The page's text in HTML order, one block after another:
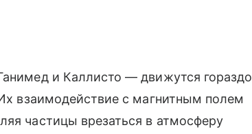
и Каллисто — движутся гораздо
взаимодействие с магнитным полем
частицы врезаться в атмосферу